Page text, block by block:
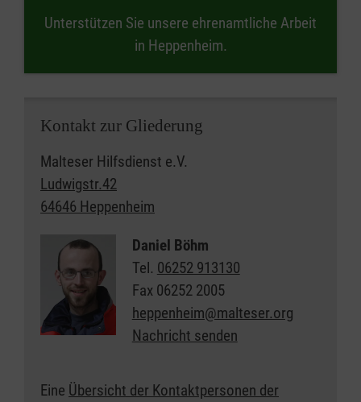
Unterstützen Sie unsere ehrenamtliche Arbeit
in Heppenheim.
Kontakt zur Gliederung
Malteser Hilfsdienst e.V.
Ludwigstr.42
64646 Heppenheim
Daniel Böhm
Tel. 06252 913130
Fax 06252 2005
heppenheim@malteser.org
Nachricht senden
Eine Übersicht der Kontaktpersonen der